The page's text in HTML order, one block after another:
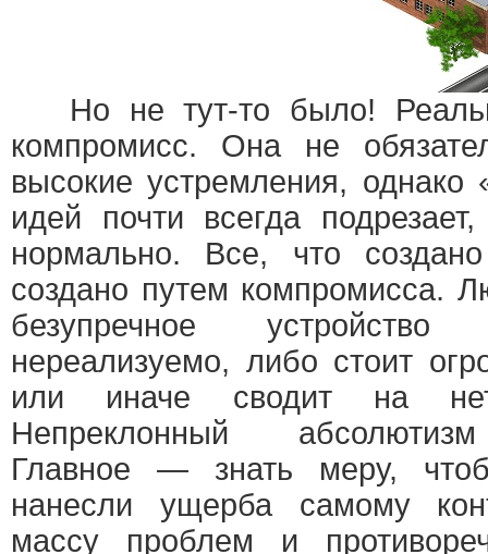
Но не тут-то было!
компромисс. Она не
высокие устремления, однако
идей почти всегда
нормально. Все, что
создано путем компромисса.
безупречное
нереализуемо, либо стоит
или иначе сводит на
Непреклонный абсолютизм
Главное — знать меру,
нанесли ущерба самому
массу проблем и